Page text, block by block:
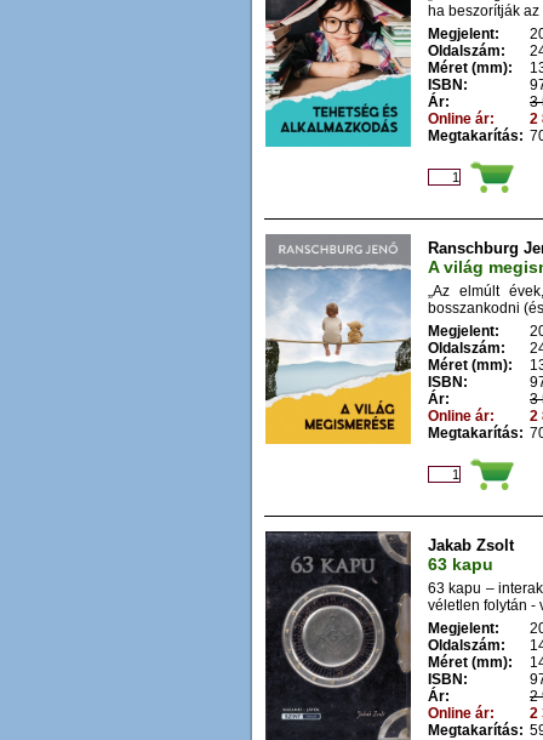
ha beszorítják
Megjelent:
Oldalszám:
Méret (mm):
ISBN:
Ár:
3
Online ár:
2
Megtakarítás:
Ranschburg
A világ
„Az elmúlt
bosszankodni
Megjelent:
Oldalszám:
Méret (mm):
ISBN:
Ár:
3
Online ár:
2
Megtakarítás:
Jakab Zsolt
63 kapu
63 kapu –
véletlen folytán -
Megjelent:
Oldalszám:
Méret (mm):
ISBN:
Ár:
2
Online ár:
2
Megtakarítás: